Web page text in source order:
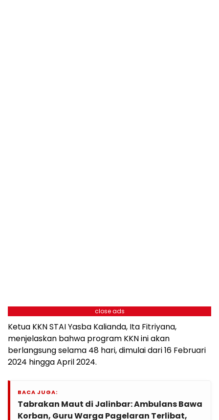
close ads
Ketua KKN STAI Yasba Kalianda, Ita Fitriyana,
menjelaskan bahwa program KKN ini akan
berlangsung selama 48 hari, dimulai dari 16 Februari
2024 hingga April 2024.
BACA JUGA:
Tabrakan Maut di Jalinbar: Ambulans Bawa
Korban, Guru Warga Pagelaran Terlibat,